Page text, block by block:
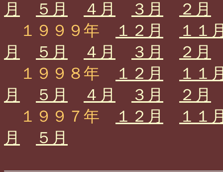
月
５月 ４月 ３月
２月
１９９９年
１２月
１１
月
５月 ４月 ３月
２月
１９９８年
１２月
１１
月
５月 ４月 ３月
２月
１９９７年
１２月
１１
月
５月